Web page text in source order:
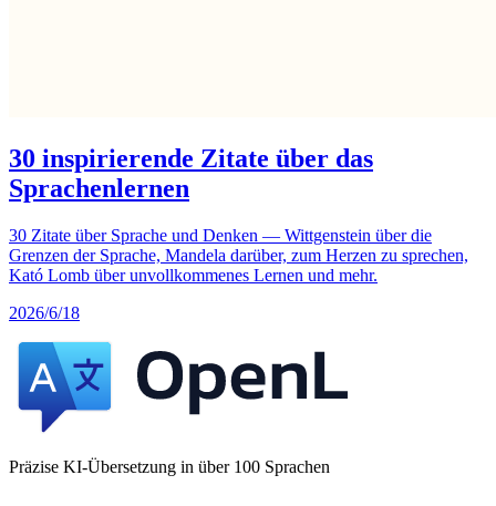
30 inspirierende Zitate über das
Sprachenlernen
30 Zitate über Sprache und Denken — Wittgenstein über die
Grenzen der Sprache, Mandela darüber, zum Herzen zu sprechen,
Kató Lomb über unvollkommenes Lernen und mehr.
2026/6/18
Präzise KI-Übersetzung in über 100 Sprachen